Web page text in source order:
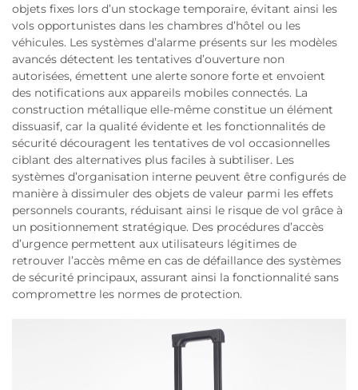
objets fixes lors d’un stockage temporaire, évitant ainsi les
vols opportunistes dans les chambres d’hôtel ou les
véhicules. Les systèmes d’alarme présents sur les modèles
avancés détectent les tentatives d’ouverture non
autorisées, émettent une alerte sonore forte et envoient
des notifications aux appareils mobiles connectés. La
construction métallique elle-même constitue un élément
dissuasif, car la qualité évidente et les fonctionnalités de
sécurité découragent les tentatives de vol occasionnelles
ciblant des alternatives plus faciles à subtiliser. Les
systèmes d’organisation interne peuvent être configurés de
manière à dissimuler des objets de valeur parmi les effets
personnels courants, réduisant ainsi le risque de vol grâce à
un positionnement stratégique. Des procédures d’accès
d’urgence permettent aux utilisateurs légitimes de
retrouver l’accès même en cas de défaillance des systèmes
de sécurité principaux, assurant ainsi la fonctionnalité sans
compromettre les normes de protection.